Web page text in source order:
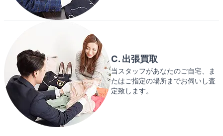
C. 出張買取
当スタッフがあなたのご自宅、ま
たはご指定の場所までお伺いし査
定致します。